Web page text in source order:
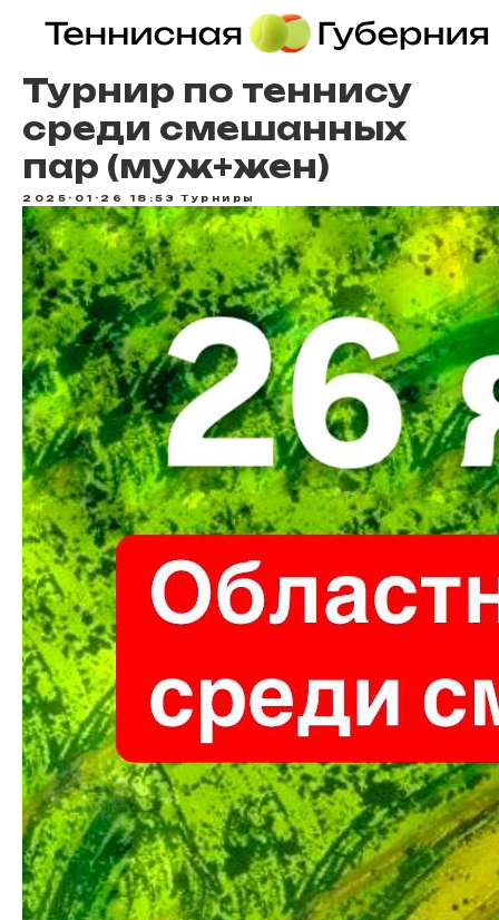
Турнир по теннису
среди смешанных
пар (муж+жен)
2025-01-26 18:53 Турниры